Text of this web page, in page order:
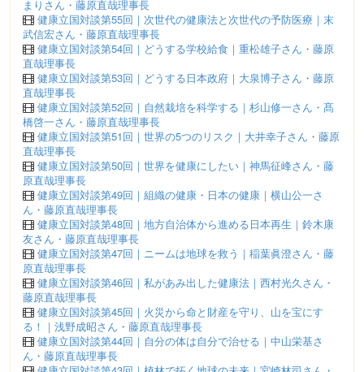
まりさん・藤原直哉理事長
健康立国対談第55回｜次世代の健康法と次世代の予防医療｜末
武信宏さん・藤原直哉理事長
健康立国対談第54回｜どうする学校給食｜重松雄子さん・藤原
直哉理事長
健康立国対談第53回｜どうする日本政府｜大泉博子さん・藤原
直哉理事長
健康立国対談第52回｜自然栽培を科学する｜杉山修一さん・髙
橋啓一さん・藤原直哉理事長
健康立国対談第51回｜世界の5つのリスク｜大井幸子さん・藤原
直哉理事長
健康立国対談第50回｜世界を健康にしたい｜神馬征峰さん・藤
原直哉理事長
健康立国対談第49回｜組織の健康・日本の健康｜横山公一さ
ん・藤原直哉理事長
健康立国対談第48回｜地方自治体から進める日本再生｜鈴木康
友さん・藤原直哉理事長
健康立国対談第47回｜ニームは地球を救う｜稲葉眞澄さん・藤
原直哉理事長
健康立国対談第46回｜私があみ出した健康法｜西村光久さん・
藤原直哉理事長
健康立国対談第45回｜火災から命と財産を守り、山を宝にす
る！｜浅野成昭さん・藤原直哉理事長
健康立国対談第44回｜自分の体は自分で治せる｜中山栄基さ
ん・藤原直哉理事長